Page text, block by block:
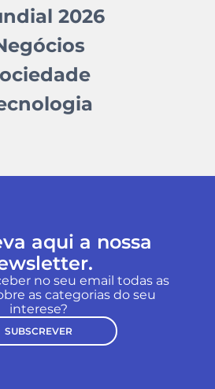
2026
aqui a nossa
no seu email todas as
as categorias do seu
interese?
SUBSCREVER